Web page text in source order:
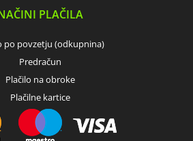
PLAČILA
po povzetju (odkupnina)
Predračun
Plačilo na obroke
Plačilne kartice